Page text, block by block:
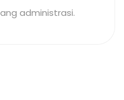
administrasi.